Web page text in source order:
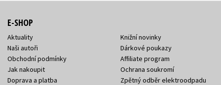
E-SHOP
Aktuality
Naši autoři
Obchodní podmínky
Jak nakoupit
Doprava a platba
Knižní novinky
Dárkové poukazy
Affiliate program
Ochrana soukromí
Zpětný odběr elektroodpadu